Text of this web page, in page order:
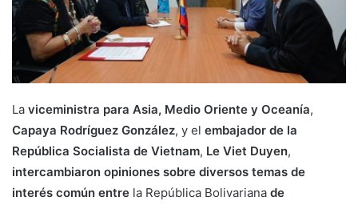
La viceministra para Asia, Medio Oriente y Oceanía,
Capaya Rodríguez González, y el embajador de la
República Socialista de Vietnam, Le Viet Duyen,
intercambiaron opiniones sobre diversos temas de
interés común entre la República Bolivariana de